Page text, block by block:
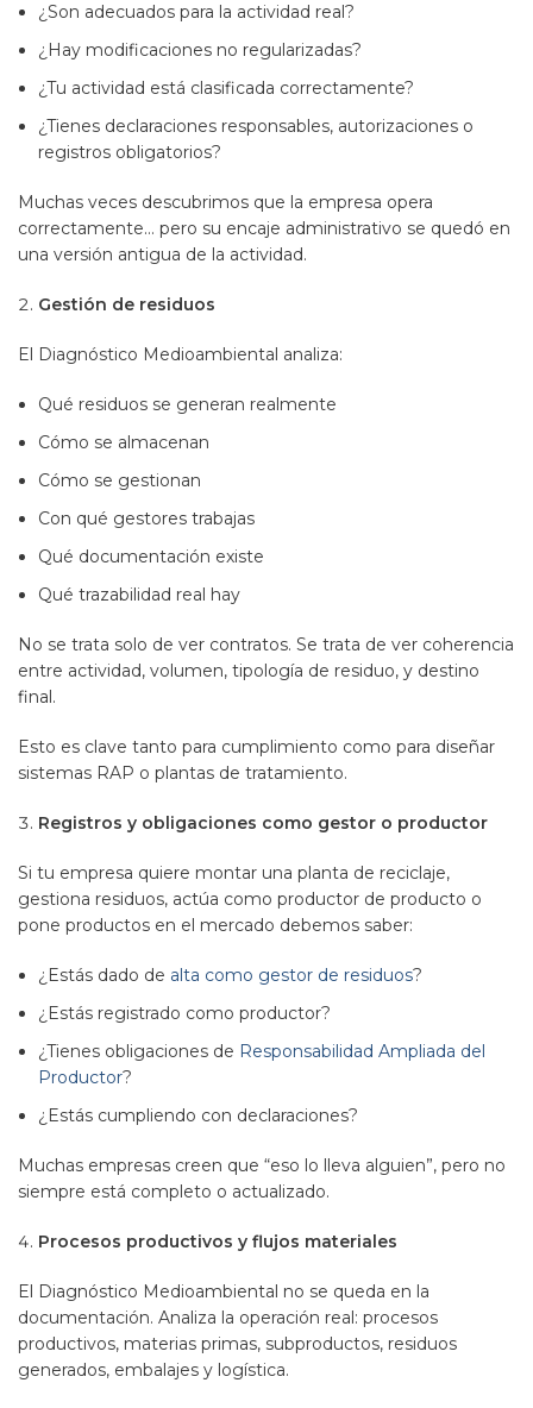
¿Son adecuados para la actividad real?
¿Hay modificaciones no regularizadas?
¿Tu actividad está clasificada correctamente?
¿Tienes declaraciones responsables, autorizaciones o
registros obligatorios?
Muchas veces descubrimos que la empresa opera
correctamente… pero su encaje administrativo se quedó en
una versión antigua de la actividad.
Gestión de residuos
El Diagnóstico Medioambiental analiza:
Qué residuos se generan realmente
Cómo se almacenan
Cómo se gestionan
Con qué gestores trabajas
Qué documentación existe
Qué trazabilidad real hay
No se trata solo de ver contratos. Se trata de ver coherencia
entre actividad, volumen, tipología de residuo, y destino
final.
Esto es clave tanto para cumplimiento como para diseñar
sistemas RAP o plantas de tratamiento.
Registros y obligaciones como gestor o productor
Si tu empresa quiere montar una planta de reciclaje,
gestiona residuos, actúa como productor de producto o
pone productos en el mercado debemos saber:
¿Estás dado de alta como gestor de residuos?
¿Estás registrado como productor?
¿Tienes obligaciones de Responsabilidad Ampliada del
Productor?
¿Estás cumpliendo con declaraciones?
Muchas empresas creen que “eso lo lleva alguien”, pero no
siempre está completo o actualizado.
Procesos productivos y flujos materiales
El Diagnóstico Medioambiental no se queda en la
documentación. Analiza la operación real: procesos
productivos, materias primas, subproductos, residuos
generados, embalajes y logística.